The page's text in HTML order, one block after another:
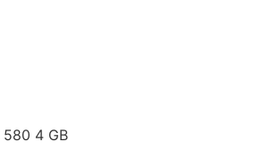
580 4 GB